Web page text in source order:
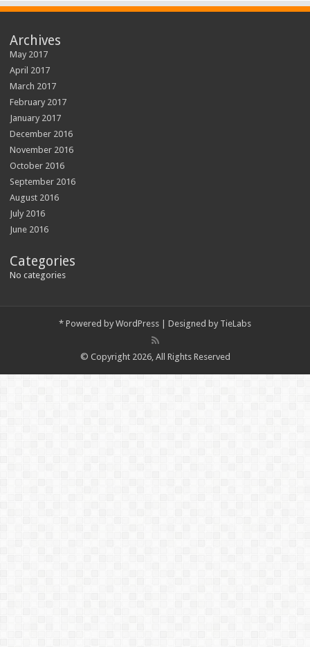
Archives
May 2017
April 2017
March 2017
February 2017
January 2017
December 2016
November 2016
October 2016
September 2016
August 2016
July 2016
June 2016
Categories
No categories
* Powered by WordPress | Designed by TieLabs
© Copyright 2026, All Rights Reserved